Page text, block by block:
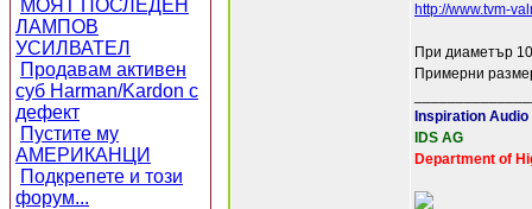
МОЯТ ПОСЛЕДЕН
ЛАМПОВ
УСИЛВАТЕЛ
Продавам активен
суб Harman/Kardon с
дефект
Пустите му
АМЕРИКАНЦИ
Подкрепете и този
форум...
http://www.tvm-
При диаметър
Примерни
Inspiration Audio
IDS AG
Department of